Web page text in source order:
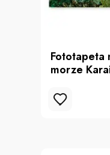
Fototapeta
morze